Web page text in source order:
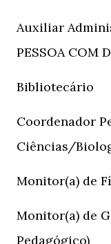
Auxiliar
PESSOA COM
Bibliotecário
Coordenador
Ciências/
Monitor(a) de
Monitor(a) de
Pedagógico)